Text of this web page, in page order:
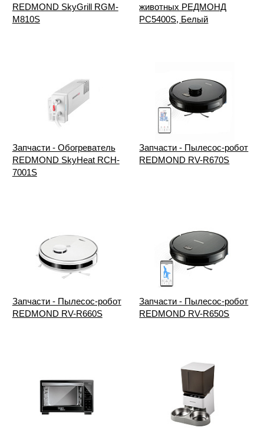
REDMOND SkyGrill RGM-
M810S
животных РЕДМОНД
PC5400S, Белый
Запчасти - Обогреватель
REDMOND SkyHeat RCH-
7001S
Запчасти - Пылесос-робот
REDMOND RV-R670S
Запчасти - Пылесос-робот
REDMOND RV-R660S
Запчасти - Пылесос-робот
REDMOND RV-R650S